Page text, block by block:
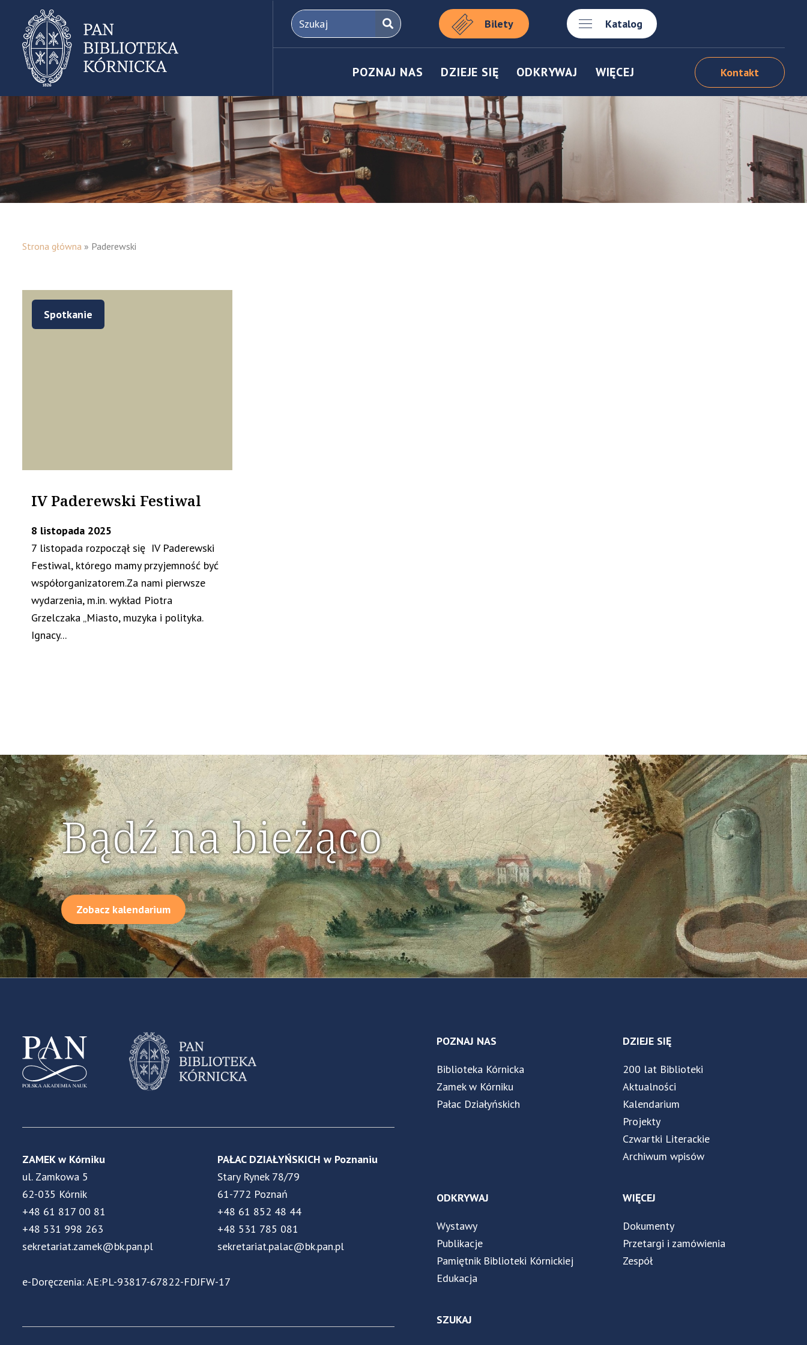
Bilety Katalog
POZNAJ NAS DZIEJE SIĘ ODKRYWAJ WIĘCEJ Kontakt
Strona główna » Paderewski
Spotkanie
IV Paderewski Festiwal
8 listopada 2025
7 listopada rozpoczął się IV Paderewski
Festiwal, którego mamy przyjemność być
współorganizatorem.Za nami pierwsze
wydarzenia, m.in. wykład Piotra
Grzelczaka „Miasto, muzyka i polityka.
Ignacy...
Bądź na bieżąco
Zobacz kalendarium
ZAMEK w Kórniku
ul. Zamkowa 5
62-035 Kórnik
+48 61 817 00 81
+48 531 998 263
sekretariat.zamek@bk.pan.pl
PAŁAC DZIAŁYŃSKICH w Poznaniu
Stary Rynek 78/79
61-772 Poznań
+48 61 852 48 44
+48 531 785 081
sekretariat.palac@bk.pan.pl
e-Doręczenia: AE:PL-93817-67822-FDJFW-17
POZNAJ NAS
Biblioteka Kórnicka
Zamek w Kórniku
Pałac Działyńskich
DZIEJE SIĘ
200 lat Biblioteki
Aktualności
Kalendarium
Projekty
Czwartki Literackie
Archiwum wpisów
ODKRYWAJ
Wystawy
Publikacje
Pamiętnik Biblioteki Kórnickiej
Edukacja
WIĘCEJ
Dokumenty
Przetargi i zamówienia
Zespół
SZUKAJ